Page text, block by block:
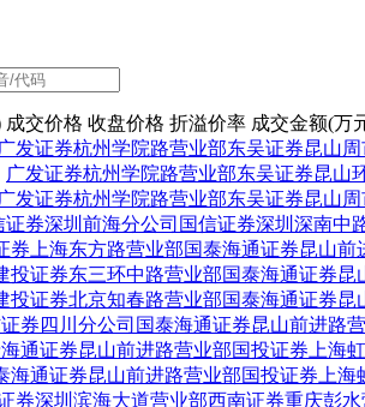
成交价格 收盘价格 折溢价率 成交金额(万
广发证券杭州学院路营业部东吴证券昆山
广发证券杭州学院路营业部东吴证券昆山
广发证券杭州学院路营业部东吴证券昆山
证券深圳前海分公司 国信证券深圳深南中
券上海东方路营业部国泰海通证券昆山前
投证券东三环中路营业部国泰海通证券昆
投证券北京知春路营业部国泰海通证券昆
券四川分公司 国泰海通证券昆山前进路
通证券昆山前进路营业部国投证券上海
海通证券昆山前进路营业部国投证券上海
券深圳滨海大道营业部西南证券重庆彭水